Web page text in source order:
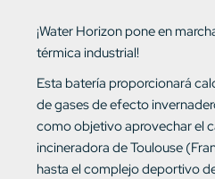
¡Water Horizon pone en
térmica industrial!
Esta batería proporcionará
de gases de efecto
como objetivo aprovechar el
incineradora de Toulouse
hasta el complejo deportivo